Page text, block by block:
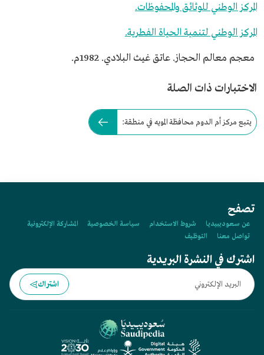
المركز الوطني للوثائق والمحفوظات.
المركز الوطني لتنمية الحياة الفطرية.
معجم معالم الحجاز. عاتق غيث البلادي. 1982م.
الاختبارات ذات الصلة
يتبع مركز أم الدوم محافظة المويه في منطقة:
تصفح
عن سعوديبيديا شروط الاستخدام سياسة الخصوصية
المشاركة الإلكترونية
تواصل معنا
التوظيف
اشترك في النشرة البريدية
اشتراك